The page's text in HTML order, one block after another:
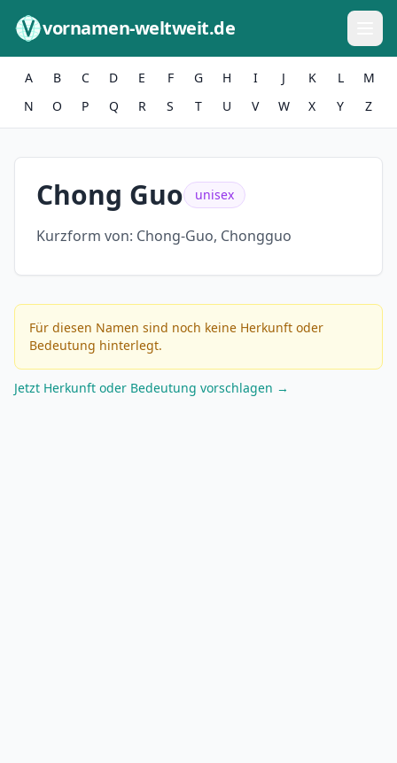
vornamen-weltweit.de
A B C D E F G H I J K L
M
N
O P Q R S T U V W X Y Z
Chong Guo unisex
Kurzform von: Chong-Guo, Chongguo
Für diesen Namen sind noch keine Herkunft oder
Bedeutung hinterlegt.
Jetzt Herkunft oder Bedeutung vorschlagen →